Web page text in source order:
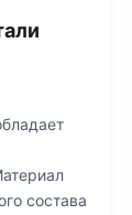
состава